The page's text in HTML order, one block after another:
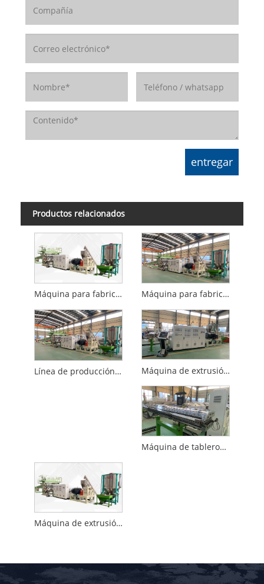
Productos relacionados
Máquina para fabricar bolsas con carrito de PC ABS Máquina para fabricar láminas de plástico ABS
Línea de producción de láminas de ABS Máquina de extrusión de láminas de plástico para PC
Máquina de tableros de láminas de PP
Máquina de extrusión de láminas de plástico ABS